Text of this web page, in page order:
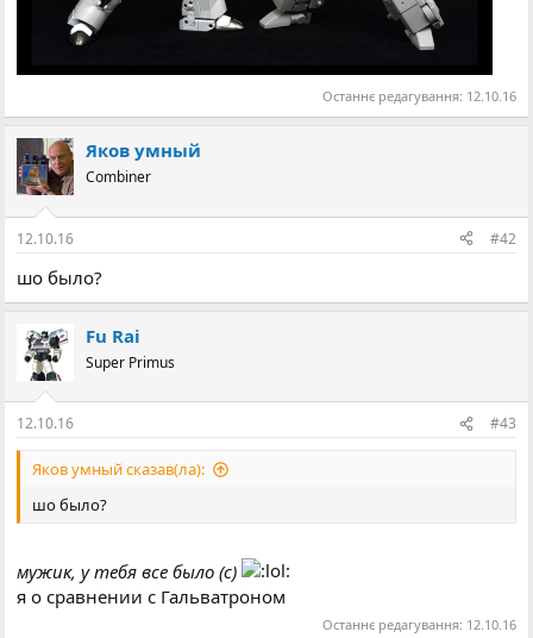
Останнє редагування: 12.10.16
Яков умный
Combiner
12.10.16 #42
шо было?
Fu Rai
Super Primus
12.10.16 #43
Яков умный сказав(ла):
шо было?
мужик, у тебя все было (с)
я о сравнении с Гальватроном
Останнє редагування: 12.10.16